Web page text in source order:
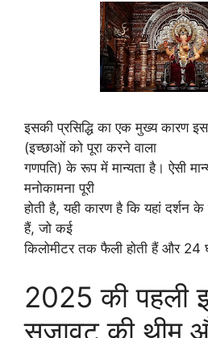
इसकी प्रसिद्धि का एक मुख्य कारण
(इच्छाओं को पूरा करने वाला
गणपति) के रूप में मान्यता है। ऐसी
मनोकामना पूरी
होती है, यही कारण है कि यहां दर्शन
हैं, जो कई
किलोमीटर तक फैली होती हैं और
2025 की पहली
सजावट की थीम